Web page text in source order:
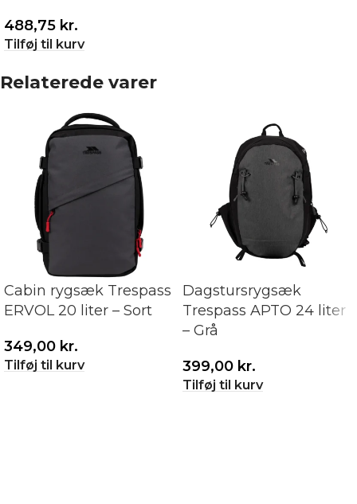
488,75 kr.
Tilføj til kurv
Relaterede varer
Cabin rygsæk Trespass
ERVOL 20 liter – Sort
349,00 kr.
Tilføj til kurv
Dagstursrygsæk
Trespass APTO 24 liter
– Grå
399,00 kr.
Tilføj til kurv